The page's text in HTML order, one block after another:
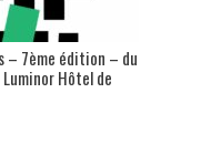
– 7ème édition – du
Hôtel de